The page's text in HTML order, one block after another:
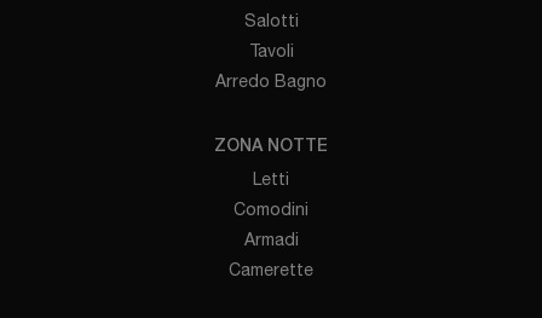
Salotti
Tavoli
Arredo Bagno
ZONA NOTTE
Letti
Comodini
Armadi
Camerette